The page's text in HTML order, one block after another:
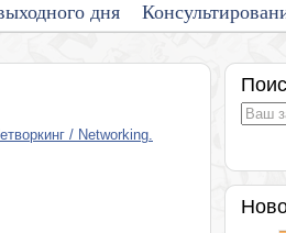
дня
/ Networking.